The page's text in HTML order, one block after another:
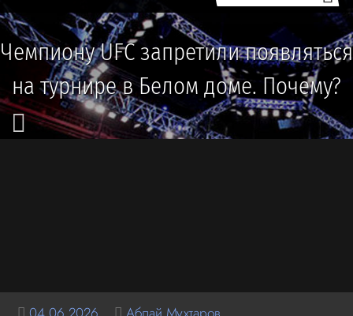
Чемпиону UFC запретили появляться
на турнире в Белом доме. Почему?